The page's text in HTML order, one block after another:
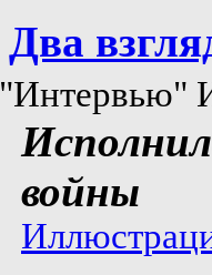
Два
"Интервью"
войны